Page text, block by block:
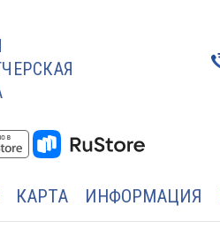
КАРТА ИНФОРМАЦИЯ